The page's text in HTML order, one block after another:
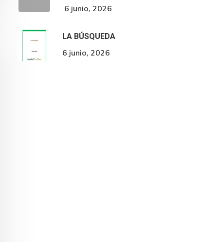
6 junio, 2026
LA BÚSQUEDA
6 junio, 2026